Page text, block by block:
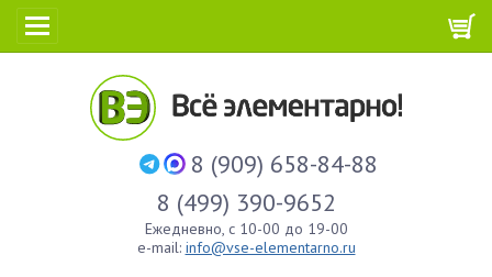
8 (909) 658-84-88
8 (499) 390-9652
Ежедневно, с 10-00 до 19-00
e-mail: info@vse-elementarno.ru